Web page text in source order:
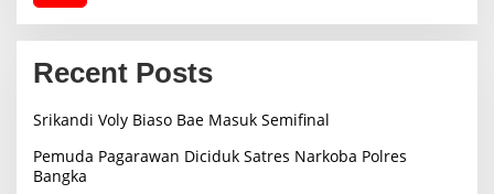
Recent Posts
Srikandi Voly Biaso Bae Masuk Semifinal
Pemuda Pagarawan Diciduk Satres Narkoba Polres
Bangka